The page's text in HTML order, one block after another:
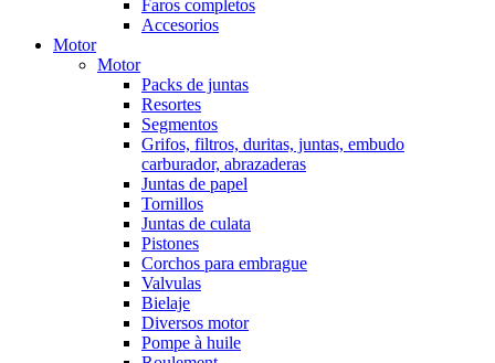
Faros completos
Accesorios
Motor
Motor
Packs de juntas
Resortes
Segmentos
Grifos, filtros, duritas, juntas, embudo
carburador, abrazaderas
Juntas de papel
Tornillos
Juntas de culata
Pistones
Corchos para embrague
Valvulas
Bielaje
Diversos motor
Pompe à huile